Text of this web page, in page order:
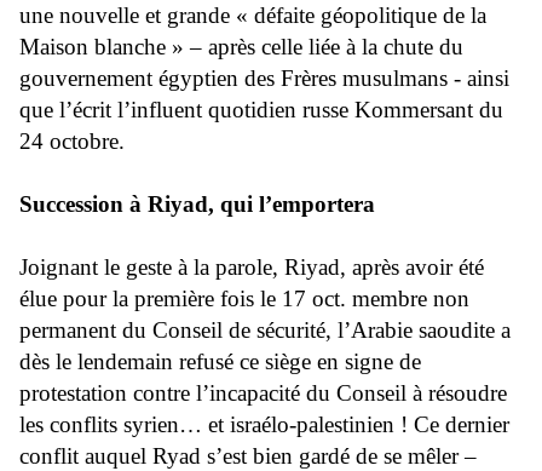
une nouvelle et grande « défaite géopolitique de la
Maison blanche » – après celle liée à la chute du
gouvernement égyptien des Frères musulmans - ainsi
que l’écrit l’influent quotidien russe Kommersant du
24 octobre.
Succession à Riyad, qui l’emportera
Joignant le geste à la parole, Riyad, après avoir été
élue pour la première fois le 17 oct. membre non
permanent du Conseil de sécurité, l’Arabie saoudite a
dès le lendemain refusé ce siège en signe de
protestation contre l’incapacité du Conseil à résoudre
les conflits syrien… et israélo-palestinien ! Ce dernier
conflit auquel Ryad s’est bien gardé de se mêler –